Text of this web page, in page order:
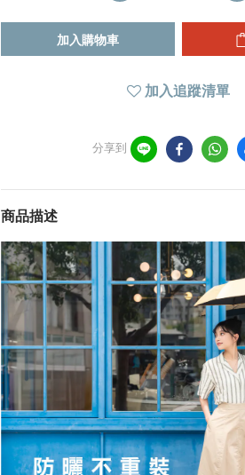
加入購物車
加入追蹤清單
分享到
商品描述